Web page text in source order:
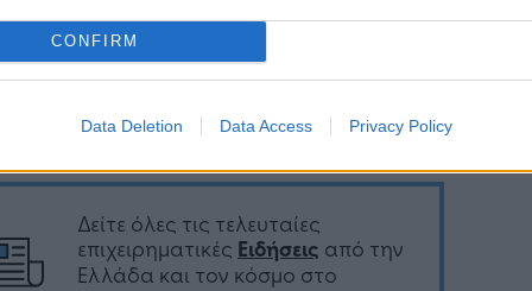
CONFIRM
Data Deletion Data Access Privacy Policy
Ακολουθήστε το
Google Newsκαι μάθετε πρώτοι
όλα τα επιχειρηματικά νέα
Δείτε όλες τις τελευταίες
επιχειρηματικές Ειδήσεις από την
Ελλάδα και τον κόσμο στο